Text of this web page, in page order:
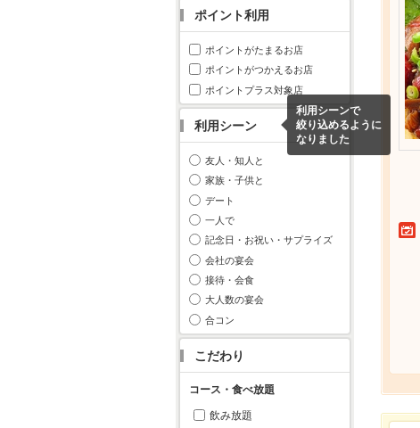
ポイント利用
ポイントがたまるお店
ポイントがつかえるお店
ポイントプラス対象店
利用シーン
利用シーンで
絞り込めるように
なりました
友人・知人と
家族・子供と
デート
一人で
記念日・お祝い・サプライズ
会社の宴会
接待・会食
大人数の宴会
合コン
こだわり
コース・食べ放題
飲み放題